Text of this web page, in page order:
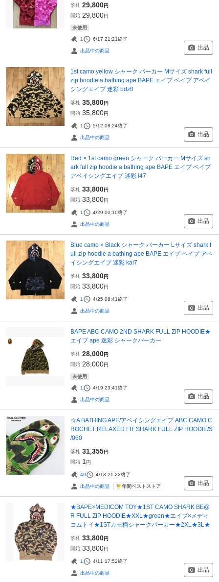
落札 29,800円
開始 29,800円
未使用
1 6/17 21:21終了
出品中の商品 出品
1st camo yellow シャーク パーカー Mサイズ shark full
zip hoodie a bathing ape BAPE エイプ ベイプ アベイ
シングエイプ 迷彩 bdz0
落札 35,800円
開始 35,800円
1 5/12 08:24終了
出品中の商品 出品
Red × 1st camo green シャーク パーカー Mサイズ sh
ark full zip hoodie a bathing ape BAPE エイプ ベイプ
アベイシングエイプ 迷彩 i47
落札 33,800円
開始 33,800円
1 4/29 00:10終了
出品中の商品 出品
Blue camo × Black シャーク パーカー Lサイズ shark f
ull zip hoodie a bathing ape BAPE エイプ ベイプ アベ
イシングエイプ 迷彩 kai7
落札 33,800円
開始 33,800円
1 4/25 08:41終了
出品中の商品 出品
BAPE ABC CAMO 2ND SHARK FULL ZIP HOODIE★
エイプ ape 迷彩 シャークパーカー
落札 28,000円
開始 28,000円
未使用
1 4/19 23:41終了
出品中の商品 出品
☆A BATHING APE/アベイシングエイプ ABC CAMO C
ROCHET RELAXED FIT SHARK FULL ZIP HOODIE/S
/060
落札 31,355円
開始 1 円
40 4/13 21:22終了
出品中の商品 年間ベストストア 出品
★BAPE×MEDICOM TOY★1ST CAMO SHARK BE@
R FULL ZIP HOODIE★XXL★green★エイプ×メディ
コムトイ★1STカモ柄シャークパーカー★2XL★3L★
落札 33,800円
開始 33,800円
1 4/11 17:52終了
出品中の商品 出品